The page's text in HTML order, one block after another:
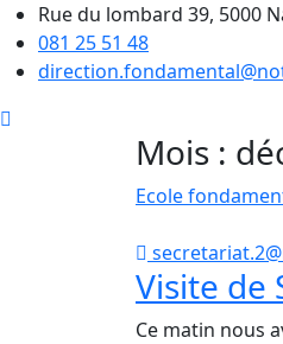
Rue du lombard 39, 5000
081 25 51 48
Mois :
Ecole
Visite de
Ce matin nous